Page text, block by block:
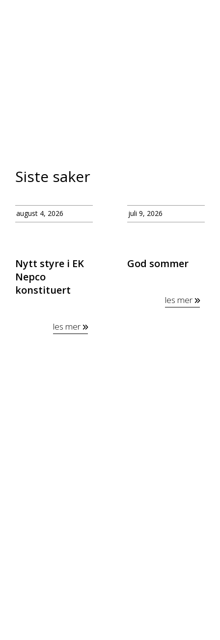
Siste saker
august 4, 2026
Nytt styre i EK
Nepco
konstituert
les mer
juli 9, 2026
God sommer
les mer